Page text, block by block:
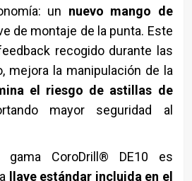
un nuevo mango de
de montaje de la punta. Este
recogido durante las
mejora la manipulación de la
el riesgo de astillas de
mayor seguridad al
gama CoroDrill® DE10 es
llave estándar incluida en el